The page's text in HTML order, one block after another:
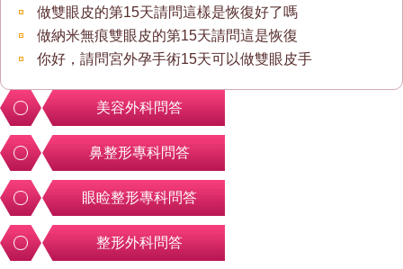
做雙眼皮的第15天請問這樣是恢復好了嗎
做納米無痕雙眼皮的第15天請問這是恢復
你好，請問宮外孕手術15天可以做雙眼皮手
美容外科問答
鼻整形專科問答
眼睑整形專科問答
整形外科問答